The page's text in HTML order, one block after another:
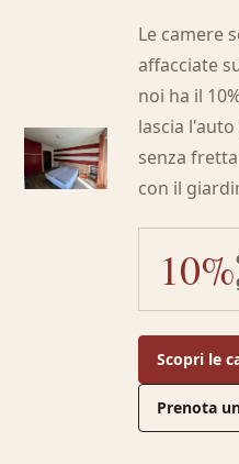
Le camere
affacciate
noi ha il
lascia
senza
con il
10%
Scopri le
Prenota